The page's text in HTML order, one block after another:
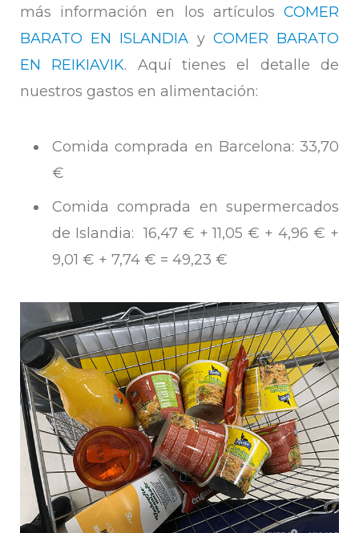
más información en los artículos COMER
BARATO EN ISLANDIA y COMER BARATO
EN REIKIAVIK. Aquí tienes el detalle de
nuestros gastos en alimentación:
Comida comprada en Barcelona: 33,70
€
Comida comprada en supermercados
de Islandia: 16,47 € + 11,05 € + 4,96 € +
9,01 € + 7,74 € = 49,23 €